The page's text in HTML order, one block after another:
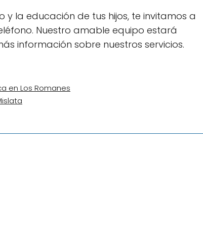
la educación de tus hijos, te invitamos a
Nuestro amable equipo estará
información sobre nuestros servicios.
en Los Romanes